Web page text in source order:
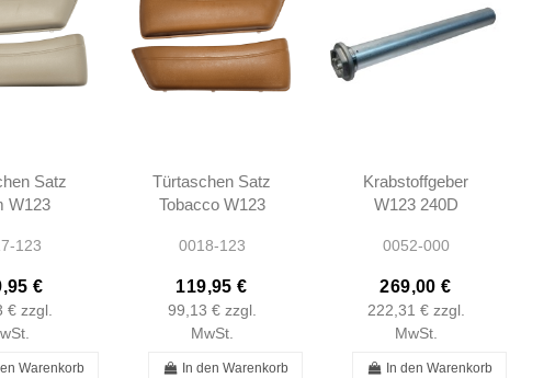
Satz
W123
123
€
€ zzgl.
Warenkorb
Türtaschen Satz
Tobacco W123
A1237270264
0018-123
119,95 €
99,13 € zzgl.
MwSt.
In den Warenkorb
Krabstoffgeber
W123 240D
1235420604
0052-000
269,00 €
222,31 € zzgl.
MwSt.
In den Warenkorb